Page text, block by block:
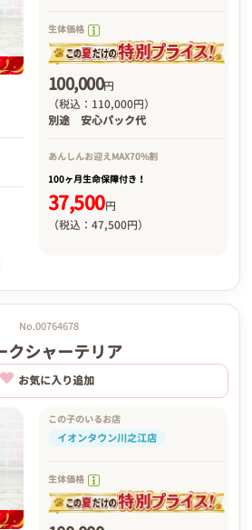
生体価格
100,000円
（税込：110,000円）
別途 安心パック代
あんしんお迎え MAX70%割
100ヶ月生命保障付き！
37,500円
（税込：47,500円）
No.00764678
クシャーテリア
お気に入り追加
この子のいるお店
イオンタウン川之江店
生体価格